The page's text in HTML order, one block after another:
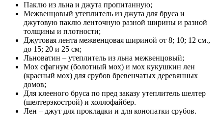
Паклю из льна и джута пропитанную;
Межвенцовый утеплитель из джута для бруса и
джутовую паклю ленточную разной ширины и разной
толщины и плотности;
Джутовая лента межвенцовая шириной от 8; 10; 12 см.,
до 15; 20 и 25 см;
Льноватин – утеплитель из льна межвенцовый;
Мох сфагнум (болотный мох) и мох кукушкин лен
(красный мох) для срубов бревенчатых деревянных
домов;
Для клееного бруса по пред заказу утеплитель шелтер
(шелтерэкострой) и холлофайбер.
Лен – джут для прокладки и для конопатки срубов.